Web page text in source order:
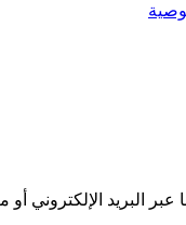
عبر البريد الإلكتروني